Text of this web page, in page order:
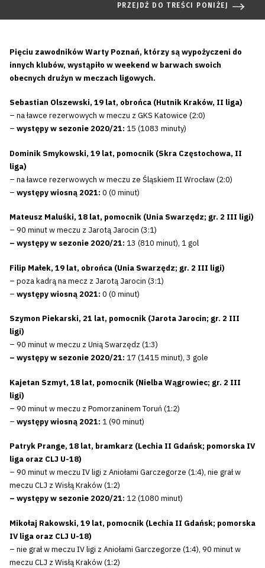
PRZEJDŹ DO TREŚCI PONIŻEJ
Pięciu zawodników Warty Poznań, którzy są wypożyczeni do
innych klubów, wystąpiło w weekend w barwach swoich
obecnych drużyn w meczach ligowych.
Sebastian Olszewski, 19 lat, obrońca (Hutnik Kraków, II liga)
– na ławce rezerwowych w meczu z GKS Katowice (2:0)
– występy w sezonie 2020/21: 15 (1083 minuty)
Dominik Smykowski, 19 lat, pomocnik (Skra Częstochowa, II
liga)
– na ławce rezerwowych w meczu ze Śląskiem II Wrocław (2:0)
– występy wiosną 2021: 0 (0 minut)
Mateusz Maluśki, 18 lat, pomocnik (Unia Swarzędz; gr. 2 III ligi)
– 90 minut w meczu z Jarotą Jarocin (3:1)
– występy w sezonie 2020/21: 13 (810 minut), 1 gol
Filip Małek, 19 lat, obrońca (Unia Swarzędz; gr. 2 III ligi)
– poza kadrą na mecz z Jarotą Jarocin (3:1)
– występy wiosną 2021: 0 (0 minut)
Szymon Piekarski, 21 lat, pomocnik (Jarota Jarocin; gr. 2 III
ligi)
– 90 minut w meczu z Unią Swarzędz (1:3)
– występy w sezonie 2020/21: 17 (1415 minut), 3 gole
Kajetan Szmyt, 18 lat, pomocnik (Nielba Wągrowiec; gr. 2 III
ligi)
– 90 minut w meczu z Pomorzaninem Toruń (1:2)
– występy wiosną 2021: 1 (90 minut)
Patryk Prange, 18 lat, bramkarz (Lechia II Gdańsk; pomorska IV
liga oraz CLJ U-18)
– 90 minut w meczu IV ligi z Aniołami Garczegorze (1:4), nie grał w
meczu CLJ z Wisłą Kraków (1:2)
– występy w sezonie 2020/21: 12 (1080 minut)
Mikołaj Rakowski, 19 lat, pomocnik (Lechia II Gdańsk; pomorska
IV liga oraz CLJ U-18)
– nie grał w meczu IV ligi z Aniołami Garczegorze (1:4), 90 minut w
meczu CLJ z Wisłą Kraków (1:2)